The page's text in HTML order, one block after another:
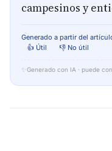
campesinos y
Generado a partir del
👍 Útil
👎 No útil
✨ Generado con IA · puede